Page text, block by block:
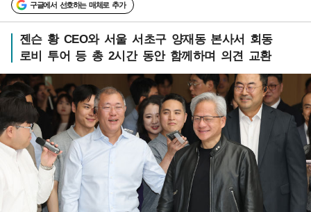
구글에서 선호하는 매체로 추가
젠슨 황 CEO와 서울 서초구 양재동 본사서 회동
로비 투어 등 총 2시간 동안 함께하며 의견 교환